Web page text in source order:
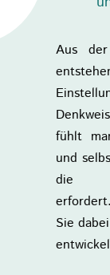
Aus der
fühlt
und
die
Sie